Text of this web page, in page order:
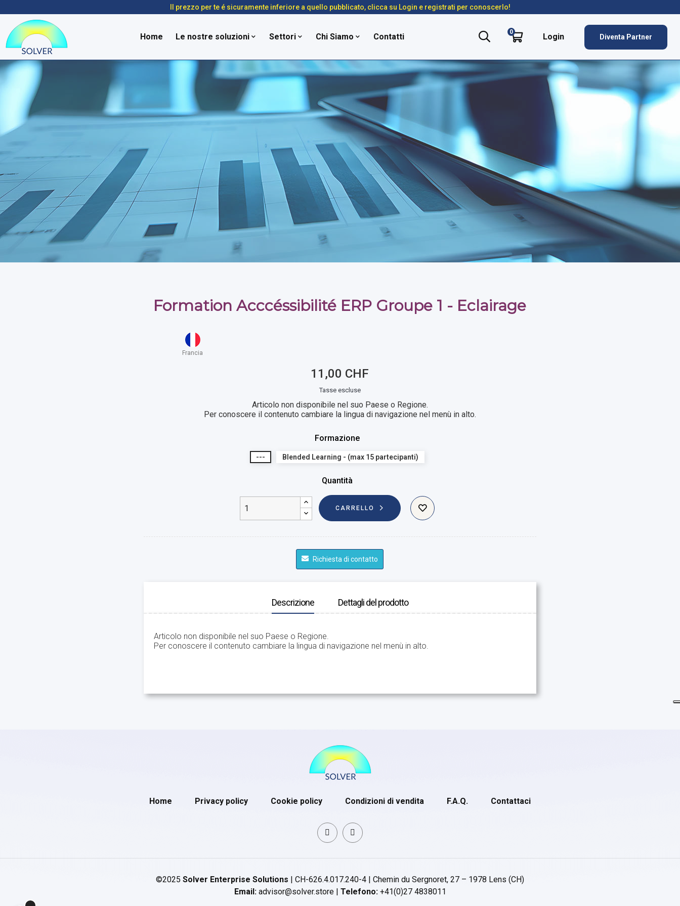
Il prezzo per te é sicuramente inferiore a quello pubblicato, clicca su Login e registrati per conoscerlo!
Home Le nostre soluzioni Settori Chi Siamo Contatti 0 Login Diventa Partner
Formation Acccéssibilité ERP Groupe 1 - Eclairage
Francia
11,00 CHF
Tasse escluse
Articolo non disponibile nel suo Paese o Regione.
Per conoscere il contenuto cambiare la lingua di navigazione nel menù in alto.
Formazione
--- Blended Learning - (max 15 partecipanti)
Quantità
CARRELLO
Richiesta di contatto
Descrizione Dettagli del prodotto
Articolo non disponibile nel suo Paese o Regione.
Per conoscere il contenuto cambiare la lingua di navigazione nel menù in alto.
Home Privacy policy Cookie policy Condizioni di vendita F.A.Q. Contattaci
©2025 Solver Enterprise Solutions | CH-626.4.017.240-4 | Chemin du Sergnoret, 27 – 1978 Lens (CH)
Email:advisor@solver.store | Telefono:+41(0)27 4838011